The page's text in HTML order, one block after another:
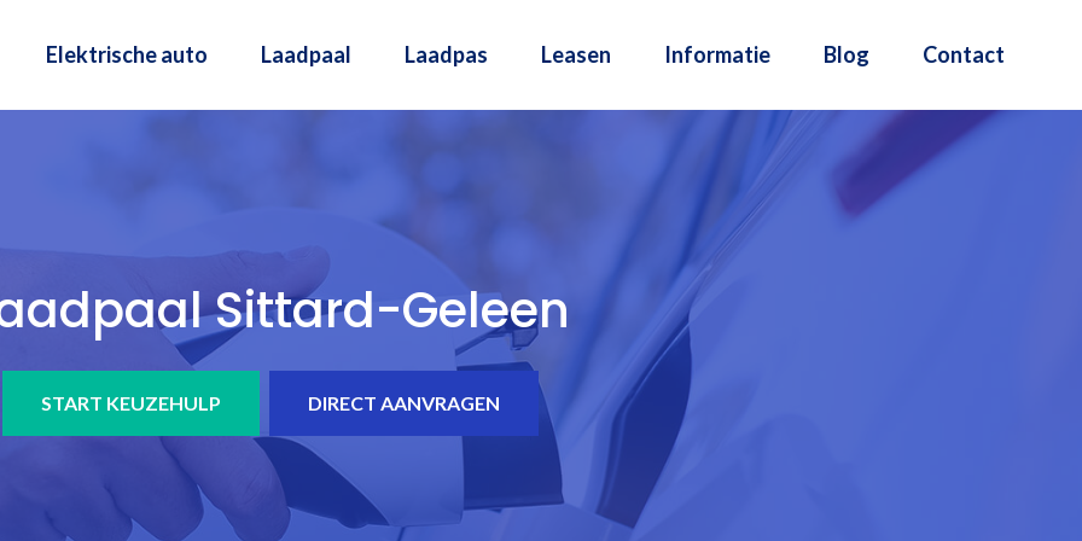
Elektrische auto Laadpaal Laadpas Leasen Informatie Blog Contact
Sittard-Geleen
START KEUZEHULP DIRECT AANVRAGEN